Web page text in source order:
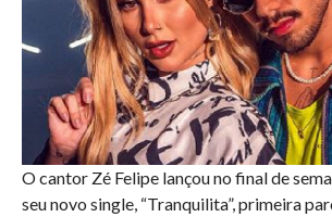
O cantor Zé Felipe lançou no final de
seu novo single, “Tranquilita”, primeira